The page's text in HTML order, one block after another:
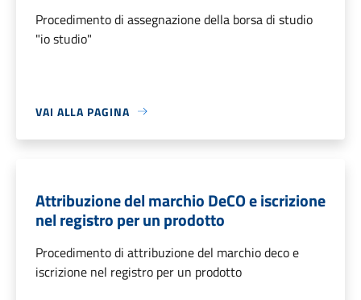
Procedimento di assegnazione della borsa di studio
"io studio"
VAI ALLA PAGINA
Attribuzione del marchio DeCO e iscrizione
nel registro per un prodotto
Procedimento di attribuzione del marchio deco e
iscrizione nel registro per un prodotto